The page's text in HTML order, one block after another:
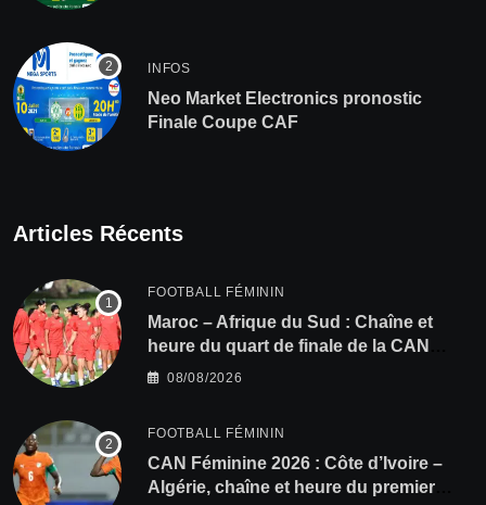
INFOS
Neo Market Electronics pronostic
Finale Coupe CAF
Articles Récents
FOOTBALL FÉMININ
Maroc – Afrique du Sud : Chaîne et
heure du quart de finale de la CAN
Féminine 2026
08/08/2026
FOOTBALL FÉMININ
CAN Féminine 2026 : Côte d’Ivoire –
Algérie, chaîne et heure du premier